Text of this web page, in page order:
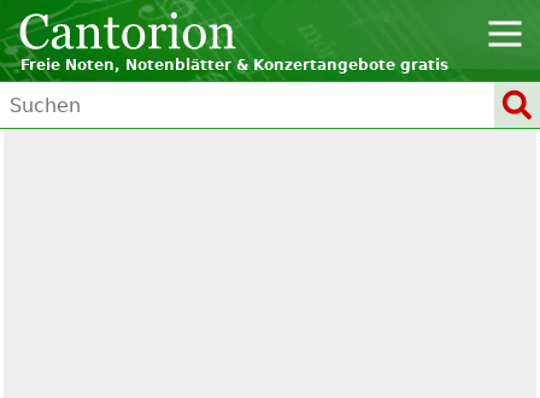
Freie Noten, Notenblätter & Konzertangebote gratis